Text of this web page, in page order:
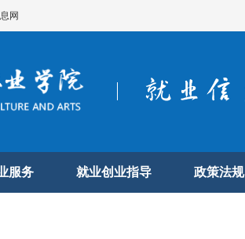
网
服务 就业创业指导 政策法规